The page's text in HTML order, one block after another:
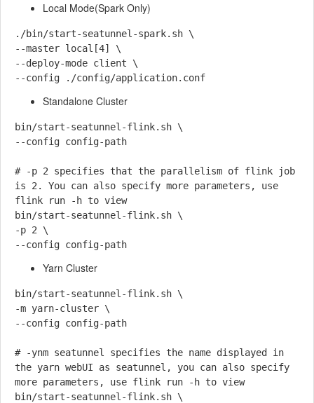
Local Mode(Spark Only)
./bin/start-seatunnel-spark.sh \
--master local[4] \
--deploy-mode client \
Standalone Cluster
bin/start-seatunnel-flink.sh \
--config config-path
# -p 2 specifies that the parallelism of flink job
is 2. You can also specify more parameters, use
flink run -h to view
bin/start-seatunnel-flink.sh \
-p 2 \
Yarn Cluster
bin/start-seatunnel-flink.sh \
-m yarn-cluster \
--config config-path
# -ynm seatunnel specifies the name displayed in
the yarn webUI as seatunnel, you can also specify
more parameters, use flink run -h to view
bin/start-seatunnel-flink.sh \